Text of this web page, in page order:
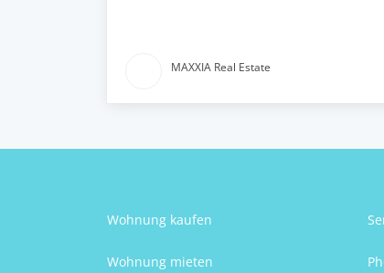
MAXXIA Real Estate
Wohnung kaufen
Wohnung mieten